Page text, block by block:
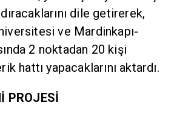
dile getirerek,
ve Mardinkapı-
2 noktadan 20 kişi
hattı yapacaklarını aktardı.
PROJESİ